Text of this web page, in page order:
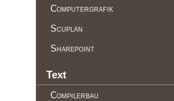
Computergrafik
Scuplan
Sharepoint
Text
Compilerbau